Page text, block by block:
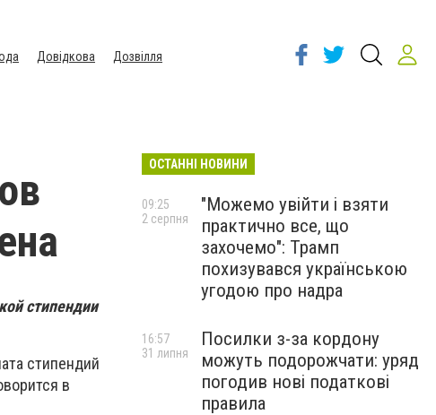
Довідкова
Дозвілля
стипендии
стипендий
в
ОСТАННІ НОВИНИ
"Можемо увійти і взяти
практично все, що
захочемо": Трамп
похизувався українською
угодою про надра
09:25
2 серпня
Посилки з-за кордону
можуть подорожчати: уряд
погодив нові податкові
правила
16:57
31 липня